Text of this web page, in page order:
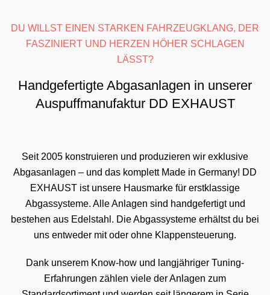
DU WILLST EINEN STARKEN FAHRZEUGKLANG, DER
FASZINIERT UND HERZEN HÖHER SCHLAGEN
LÄSST?
Handgefertigte Abgasanlagen in unserer
Auspuffmanufaktur DD EXHAUST
Seit 2005 konstruieren und produzieren wir exklusive
Abgasanlagen – und das komplett Made in Germany! DD
EXHAUST ist unsere Hausmarke für erstklassige
Abgassysteme. Alle Anlagen sind handgefertigt und
bestehen aus Edelstahl. Die Abgassysteme erhältst du bei
uns entweder mit oder ohne Klappensteuerung.
Dank unserem Know-how und langjähriger Tuning-
Erfahrungen zählen viele der Anlagen zum